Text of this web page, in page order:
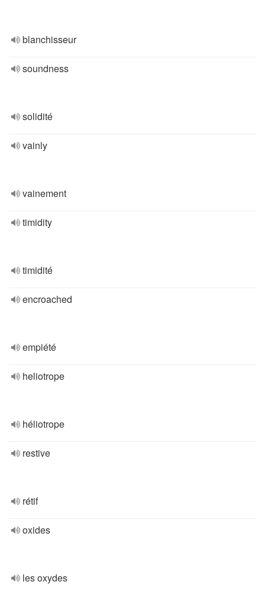
blanchisseur
soundness
solidité
vainly
vainement
timidity
timidité
encroached
empiété
heliotrope
héliotrope
restive
rétif
oxides
les oxydes